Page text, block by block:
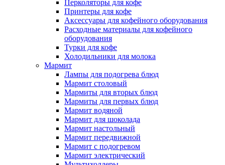
Перколяторы для кофе
Принтеры для кофе
Аксессуары для кофейного оборудования
Расходные материалы для кофейного
оборудования
Турки для кофе
Холодильники для молока
Мармит
Лампы для подогрева блюд
Мармит столовый
Мармиты для вторых блюд
Мармиты для первых блюд
Мармит водяной
Мармит для шоколада
Мармит настольный
Мармит передвижной
Мармит с подогревом
Мармит электрический